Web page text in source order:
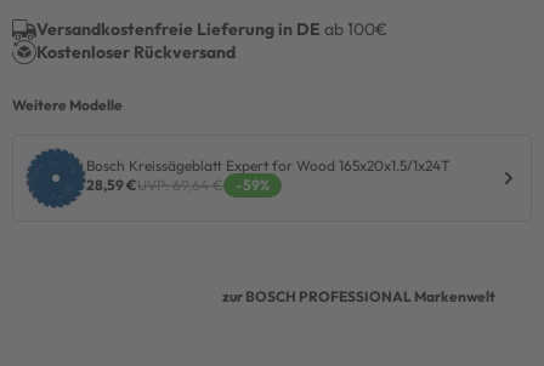
Versandkostenfreie Lieferung in DE ab 100€
Kostenloser Rückversand
Weitere Modelle
Bosch Kreissägeblatt Expert for Wood 165x20x1.5/1x24T
28,59 €UVP: 69,64 € -59%
zur BOSCH PROFESSIONAL Markenwelt